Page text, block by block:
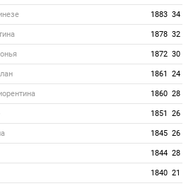
1883 34
1878 32
1872 30
1861 24
1860 28
1851 26
1845 26
1844 28
1840 21